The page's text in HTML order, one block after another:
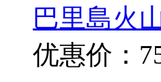
巴里島火
优惠价：